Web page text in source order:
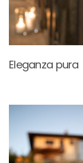
Eleganza pura